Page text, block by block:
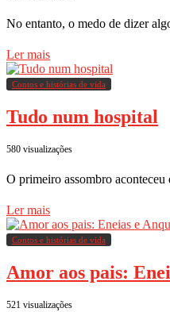
No entanto, o medo de dizer
Ler mais
Contos e histórias de vida
Tudo num hospital
580 visualizações
O primeiro assombro
Ler mais
Contos e histórias de vida
Amor aos pais:
521 visualizações